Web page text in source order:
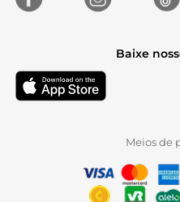
Baixe
Meios de